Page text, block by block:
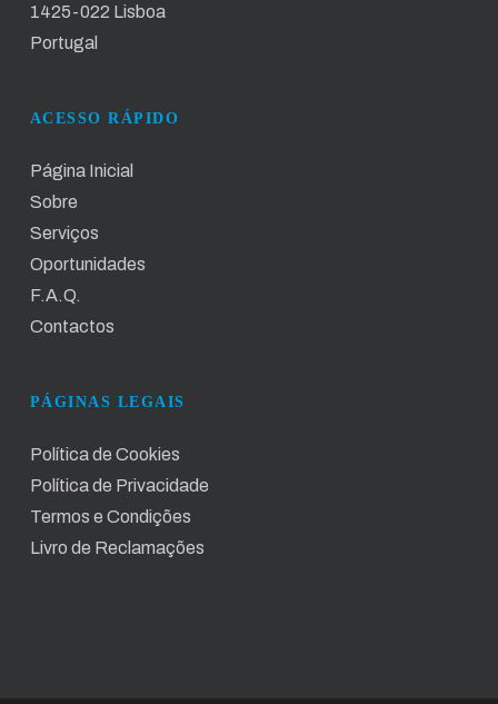
1425-022 Lisboa
Portugal
ACESSO RÁPIDO
Página Inicial
Sobre
Serviços
Oportunidades
F.A.Q.
Contactos
PÁGINAS LEGAIS
Política de Cookies
Política de Privacidade
Termos e Condições
Livro de Reclamações